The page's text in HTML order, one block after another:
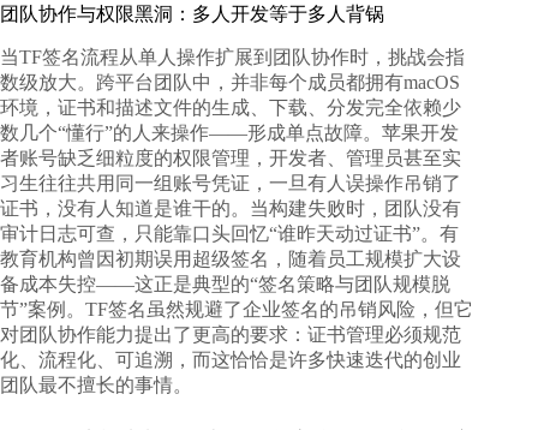
团队协作与权限黑洞：多人开发等于多人背锅
当TF签名流程从单人操作扩展到团队协作时，挑战会指
数级放大。跨平台团队中，并非每个成员都拥有macOS
环境，证书和描述文件的生成、下载、分发完全依赖少
数几个“懂行”的人来操作——形成单点故障。苹果开发
者账号缺乏细粒度的权限管理，开发者、管理员甚至实
习生往往共用同一组账号凭证，一旦有人误操作吊销了
证书，没有人知道是谁干的。当构建失败时，团队没有
审计日志可查，只能靠口头回忆“谁昨天动过证书”。有
教育机构曾因初期误用超级签名，随着员工规模扩大设
备成本失控——这正是典型的“签名策略与团队规模脱
节”案例。TF签名虽然规避了企业签名的吊销风险，但它
对团队协作能力提出了更高的要求：证书管理必须规范
化、流程化、可追溯，而这恰恰是许多快速迭代的创业
团队最不擅长的事情。